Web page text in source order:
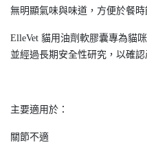
無明顯氣味與味道，方便於餐時
ElleVet 貓用油劑軟膠囊專為貓咪
並經過長期安全性研究，以確認
主要適用於：
關節不適